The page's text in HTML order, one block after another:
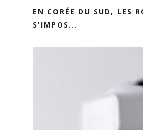
EN CORÉE DU SUD, LES
S'IMPOS...